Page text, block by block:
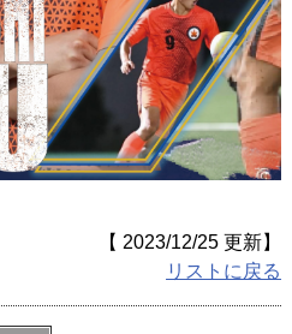
【 2023/12/25 更新】
リストに戻る